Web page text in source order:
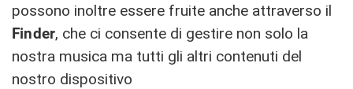
possono inoltre essere fruite anche attraverso il
Finder, che ci consente di gestire non solo la
nostra musica ma tutti gli altri contenuti del
nostro dispositivo